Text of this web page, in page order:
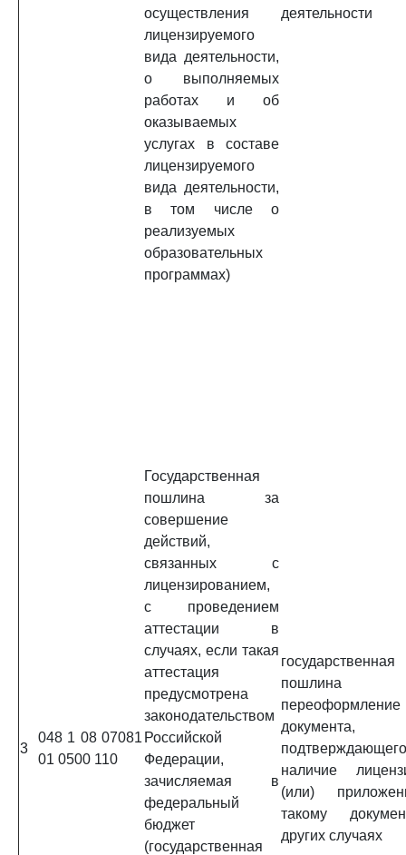
осуществления
лицензируемого
вида деятельности,
о выполняемых
работах и об
оказываемых
услугах в составе
лицензируемого
вида деятельности,
в том числе о
реализуемых
образовательных
программах)
деятельности
3
048 1 08 07081
01 0500 110
Государственная
пошлина за
совершение
действий,
связанных с
лицензированием,
с проведением
аттестации в
случаях, если такая
аттестация
предусмотрена
законодательством
Российской
Федерации,
зачисляемая в
федеральный
бюджет
(государственная
государственная
переоформление
документа,
подтверждающего
наличие
(или)
такому
других случаях